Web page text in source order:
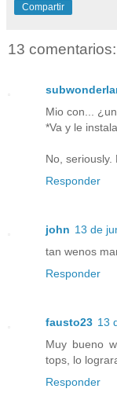
Compartir
13 comentarios:
Mio con...
*Va y le
No, seriously.
Responder
john 13 de
tan wenos
Responder
fausto23 13
Muy bueno
tops, lo
Responder